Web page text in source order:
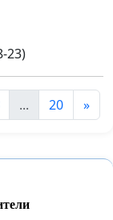
23)
... 20 »